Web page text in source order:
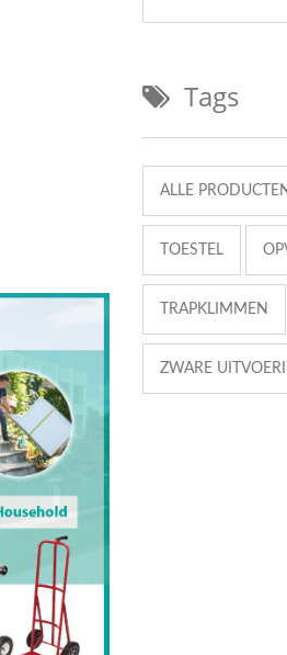
Tags
ALLE
TOESTEL
TRAPKLIMMEN
ZWARE